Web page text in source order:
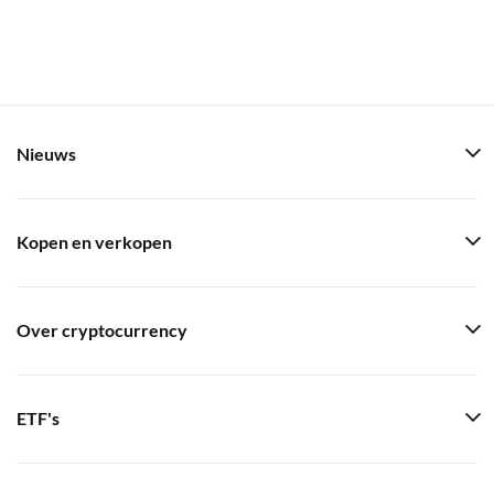
Nieuws
Kopen en verkopen
Over cryptocurrency
ETF's